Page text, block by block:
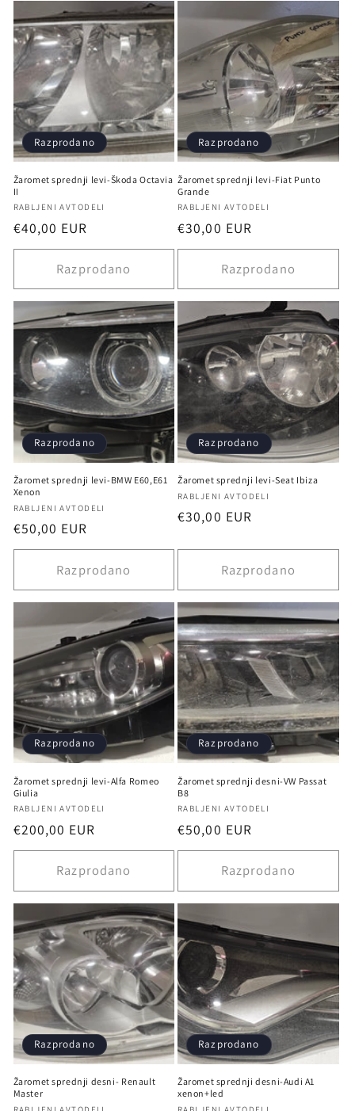
Razprodano
Žaromet sprednji levi-Škoda Octavia
II
Ponudnik:
RABLJENI AVTODELI
Redna
cena
€40,00 EUR
Razprodano
Razprodano
Žaromet sprednji levi-Fiat Punto
Grande
Ponudnik:
RABLJENI AVTODELI
Redna
cena
€30,00 EUR
Razprodano
Razprodano
Žaromet sprednji levi-BMW E60,E61
Xenon
Ponudnik:
RABLJENI AVTODELI
Redna
cena
€50,00 EUR
Razprodano
Razprodano
Žaromet sprednji levi-Seat Ibiza
Ponudnik:
RABLJENI AVTODELI
Redna
€30,00 EUR
Razprodano
Razprodano
Žaromet sprednji levi-Alfa Romeo
Giulia
Ponudnik:
RABLJENI AVTODELI
Redna
cena
€200,00 EUR
Razprodano
Razprodano
Žaromet sprednji desni-VW Passat
B8
Ponudnik:
RABLJENI AVTODELI
Redna
cena
€50,00 EUR
Razprodano
Razprodano
Žaromet sprednji desni- Renault
Master
Razprodano
Žaromet sprednji desni-Audi A1
xenon+led